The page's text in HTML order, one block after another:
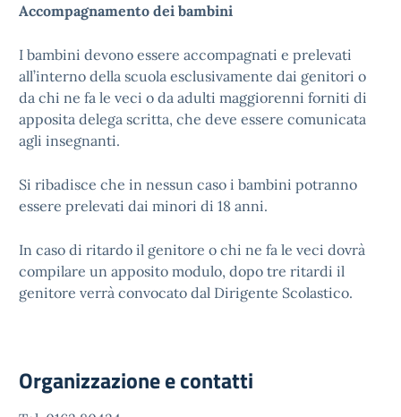
Accompagnamento dei bambini
I bambini devono essere accompagnati e prelevati
all’interno della scuola esclusivamente dai genitori o
da chi ne fa le veci o da adulti maggiorenni forniti di
apposita delega scritta, che deve essere comunicata
agli insegnanti.
Si ribadisce che in nessun caso i bambini potranno
essere prelevati dai minori di 18 anni.
In caso di ritardo il genitore o chi ne fa le veci dovrà
compilare un apposito modulo, dopo tre ritardi il
genitore verrà convocato dal Dirigente Scolastico.
Organizzazione e contatti